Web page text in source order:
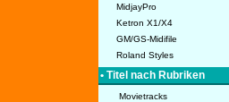
MidjayPro
Ketron X1/X4
GM/GS-Midifile
Roland Styles
• Titel nach Rubriken
Movietracks